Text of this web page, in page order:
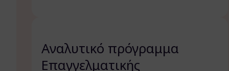
Αναλυτικό πρόγραμμα
Επαγγελματικής